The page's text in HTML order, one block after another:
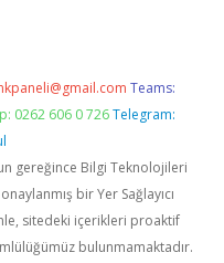
Teams:
0262 606 0 726 Telegram:
gereğince Bilgi Teknolojileri
bir Yer Sağlayıcı
sitedeki içerikleri proaktif
bulunmamaktadır.